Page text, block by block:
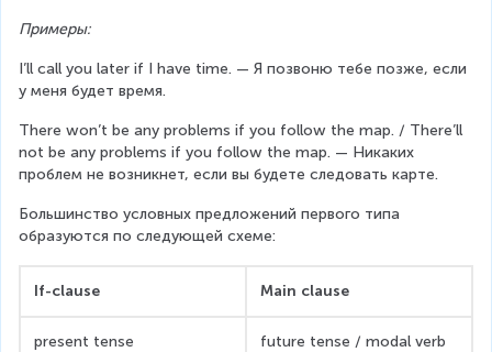
Примеры:
I’ll call you later if I have time. — Я позвоню тебе позже, если
у меня будет время.
There won’t be any problems if you follow the map. / There’ll
not be any problems if you follow the map. — Никаких
проблем не возникнет, если вы будете следовать карте.
Большинство условных предложений первого типа
образуются по следующей схеме:
If-clause Main clause
present tense
future tense / modal verb